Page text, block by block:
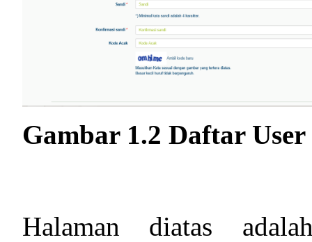
Gambar 1.2 Daftar User
Halaman diatas